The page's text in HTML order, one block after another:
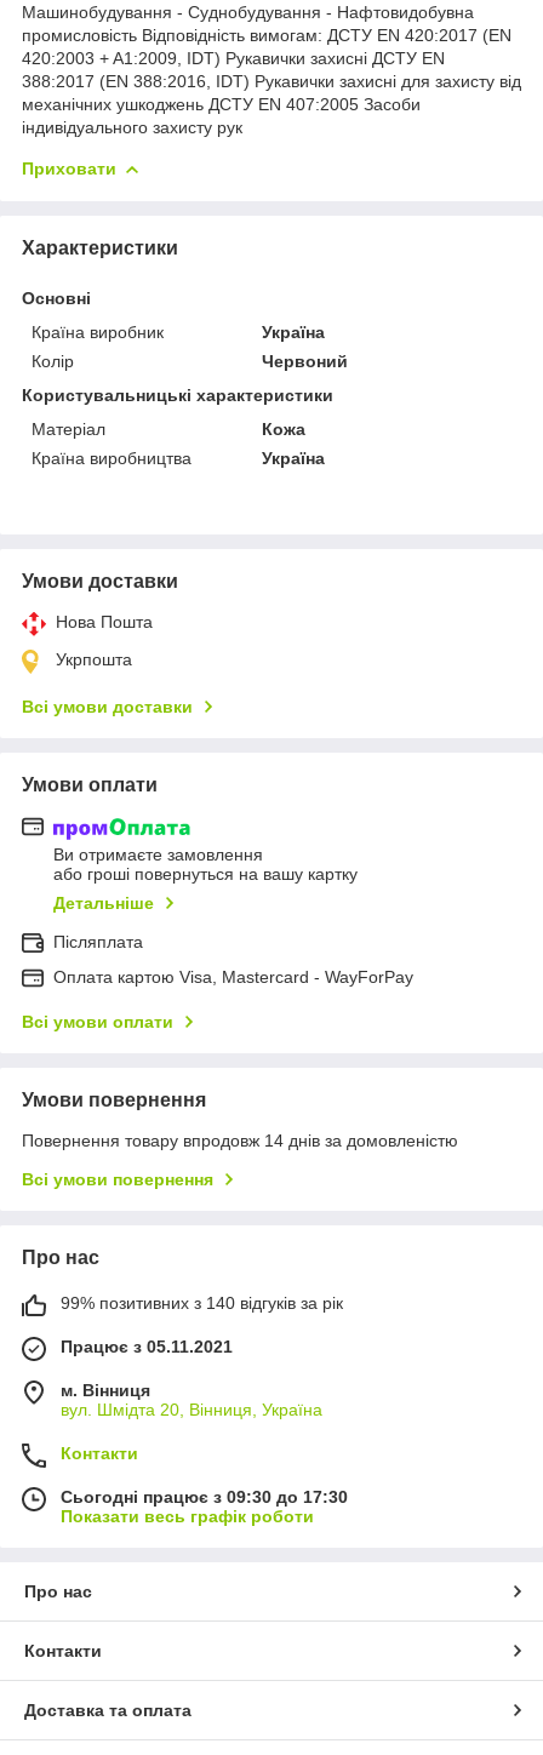
Машинобудування - Суднобудування - Нафтовидобувна
промисловість Відповідність вимогам: ДСТУ EN 420:2017 (EN
420:2003 + A1:2009, IDT) Рукавички захисні ДСТУ EN
388:2017 (EN 388:2016, IDT) Рукавички захисні для захисту від
механічних ушкоджень ДСТУ EN 407:2005 Засоби
індивідуального захисту рук
Приховати
Характеристики
Основні
Країна виробник
Україна
Колір
Червоний
Користувальницькі характеристики
Матеріал
Кожа
Країна виробництва
Україна
Умови доставки
Нова Пошта
Укрпошта
Всі умови доставки
Умови оплати
Ви отримаєте замовлення
або гроші повернуться на вашу картку
Детальніше
Післяплата
Оплата картою Visa, Mastercard - WayForPay
Всі умови оплати
Умови повернення
Повернення товару впродовж 14 днів за домовленістю
Всі умови повернення
Про нас
99% позитивних з 140 відгуків за рік
Працює з 05.11.2021
м. Вінниця
вул. Шмідта 20, Вінниця, Україна
Контакти
Сьогодні працює з 09:30 до 17:30
Показати весь графік роботи
Про нас
Контакти
Доставка та оплата